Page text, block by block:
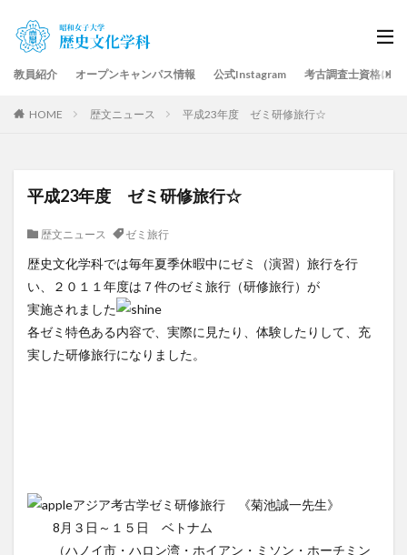
教員紹介 オープンキャンパス情報 公式Instagram 考古調査士資格につ
HOME 歴文ニュース 平成23年度 ゼミ研修旅行☆
平成23年度 ゼミ研修旅行☆
歴文ニュース ゼミ旅行
歴史文化学科では毎年夏季休暇中にゼミ（演習）旅行を行
い、２０１１年度は７件のゼミ旅行（研修旅行）が
実施されました
各ゼミ特色ある内容で、実際に見たり、体験したりして、充
実した研修旅行になりました。
アジア考古学ゼミ研修旅行 《菊池誠一先生》
8月３日～１５日 ベトナム
（ハノイ市・ハロン湾・ホイアン・ミソン・ホーチミン